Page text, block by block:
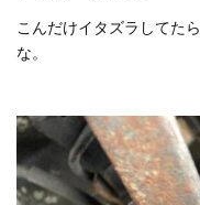
こんだけイタズラしてた
な。